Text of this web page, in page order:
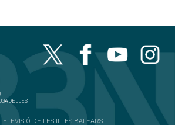
DE LES ILLES BALEARS